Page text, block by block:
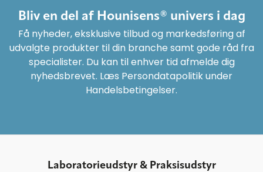
Bliv en del af Hounisens® univers i dag
Få nyheder, eksklusive tilbud og markedsføring af
udvalgte produkter til din branche samt gode råd fra
specialister. Du kan til enhver tid afmelde dig
nyhedsbrevet. Læs Persondatapolitik under
Handelsbetingelser.
Laboratorieudstyr & Praksisudstyr